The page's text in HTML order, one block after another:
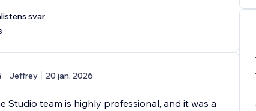
svar
Jeffrey 20 jan. 2026
Studio team is highly professional, and it was a